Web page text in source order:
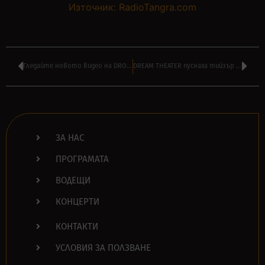
Източник: RadioTangra.com
Гледайте новото видео на DROPKICK MURPHYS – ‘H.B.D.M.F.’ DREAM THEATER пуснаха тийзър за видеото на новата песен ‘The Alien’
ЗА НАС
ПРОГРАМАТА
ВОДЕЩИ
КОНЦЕРТИ
КОНТАКТИ
УСЛОВИЯ ЗА ПОЛЗВАНЕ